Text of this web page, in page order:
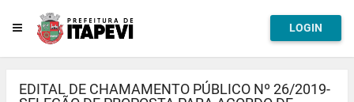
LOGIN
EDITAL DE CHAMAMENTO PÚBLICO Nº 26/2019-